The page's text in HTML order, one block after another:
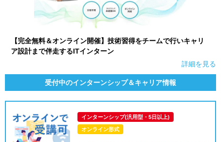
【完全無料＆オンライン開催】技術習得をチームで行いキャリ
ア設計まで伴走するITインターン
詳細を見る
受付中のインターンシップ＆キャリア情報
インターンシップ(汎用型・5日以上)
オンライン形式